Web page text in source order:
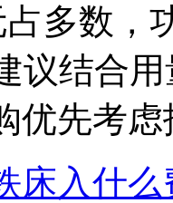
占多数，
议结合
优先考
床入什么